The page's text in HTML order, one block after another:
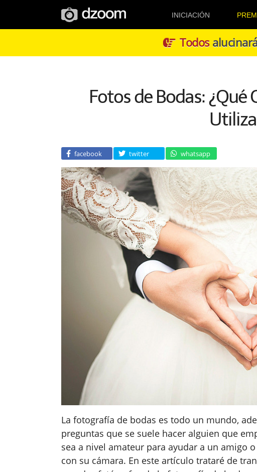
INICIACIÓN
Todos
Fotos de Bodas: ¿Qué
facebook twitter whatsapp
La fotografía de bodas es todo un mundo,
preguntas que se suele hacer alguien que
sea a nivel amateur para ayudar a un amigo
con su cámara. En este artículo trataré de